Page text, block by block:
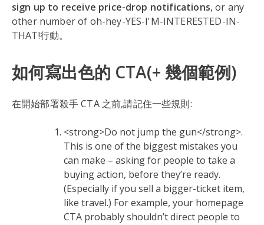
sign up to receive price-drop notifications, or any
other number of oh-hey-YES-I'M-INTERESTED-IN-
THAT!行動。
如何寫出色的 CTA(+ 幾個範例)
在開始部署殺手 CTA 之前,請記住一些規則:
<strong>Do not jump the gun</strong>.
This is one of the biggest mistakes you
can make – asking for people to take a
buying action, before they’re ready.
(Especially if you sell a bigger-ticket item,
like travel.) For example, your homepage
CTA probably shouldn’t direct people to